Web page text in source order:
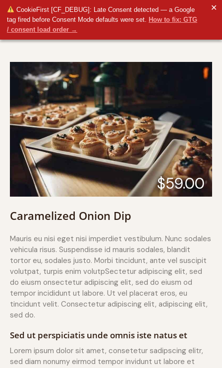
CookieFirst [CF_DEBUG]: Late Consent detected — a Google
tag fired before Consent Mode defaults were set. How to fix: GTG
/ consent load order →
✕
$59.00
Caramelized Onion Dip
Mauris eu nisi eget nisi imperdiet vestibulum. Nunc sodales
vehicula risus. Suspendisse id mauris sodales, blandit
tortor eu, sodales justo. Morbi tincidunt, ante vel suscipit
volutpat, turpis enim volutpSectetur adipiscing elit, sed
do eiusm onsectetur adipiscing elit, sed do eiusm od
tempor incididunt ut labore. Ut vel placerat eros, eu
tincidunt velit. Consectetur adipiscing elit, adipiscing elit,
sed do.
Sed ut perspiciatis unde omnis iste natus et
Lorem ipsum dolor sit amet, consetetur sadipscing elitr,
sed diam nonumy eirmod tempor invidunt ut labore et